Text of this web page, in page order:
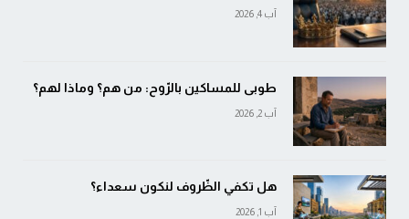
آب 4, 2026
طوبى للمساكين بالرّوح: من هم؟ وماذا لهم؟
آب 2, 2026
هل تكفي الظّروف لنكون سعداء؟
آب 1, 2026